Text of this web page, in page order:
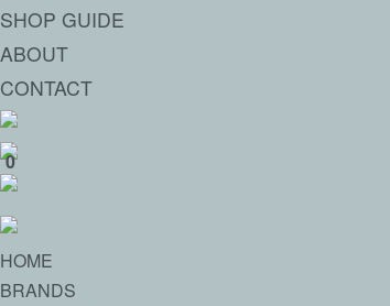
SHOP GUIDE
ABOUT
CONTACT
0
HOME
BRANDS